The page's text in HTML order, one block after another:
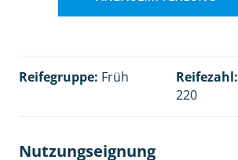
Reifegruppe: Früh Reifezahl:
220
Nutzungseignung